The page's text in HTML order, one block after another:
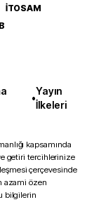
İTOSAM
•
Yayın
İlkeleri
kapsamında
getiri tercihlerinize
çerçevesinde
azami özen
bilgilerin